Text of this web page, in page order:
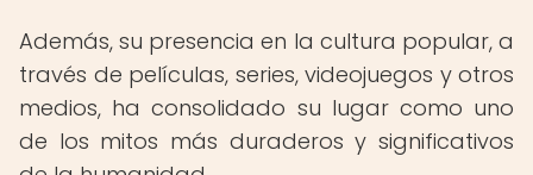
Además, su presencia en la cultura popular, a
través de películas, series, videojuegos y otros
medios, ha consolidado su lugar como uno
de los mitos más duraderos y significativos